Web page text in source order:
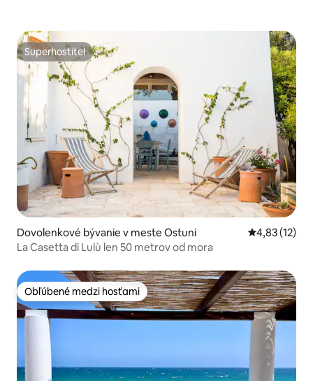
Superhostiteľ
Superhostiteľ
Dovolenkové bývanie v meste Ostuni Priemerné
4,83 (12)
La Casetta di Lulù len 50 metrov od mora
Obľúbené medzi hosťami
Obľúbené medzi hosťami